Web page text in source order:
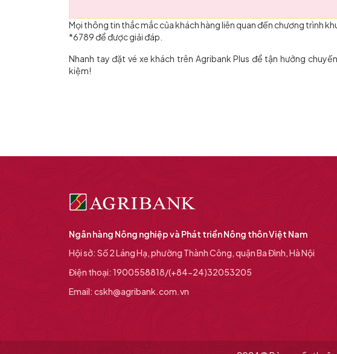
Mọi thông tin thắc mắc của khách hàng liên quan đến chương trình
*6789 để được giải đáp.
Nhanh tay đặt vé xe khách trên Agribank Plus để tận hưởng
kiệm!
Ngân hàng Nông nghiệp và Phát triển Nông thôn Việt Nam
Hội sở: Số 2 Láng Hạ, phường Thành Công, quận Ba Đình, Hà Nội
Điện thoại: 1900558818/(+84-24)32053205
Email: cskh@agribank.com.vn